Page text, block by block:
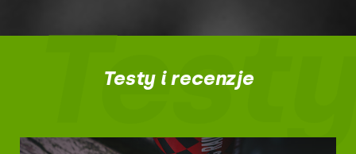
Testy
Testy i recenzje